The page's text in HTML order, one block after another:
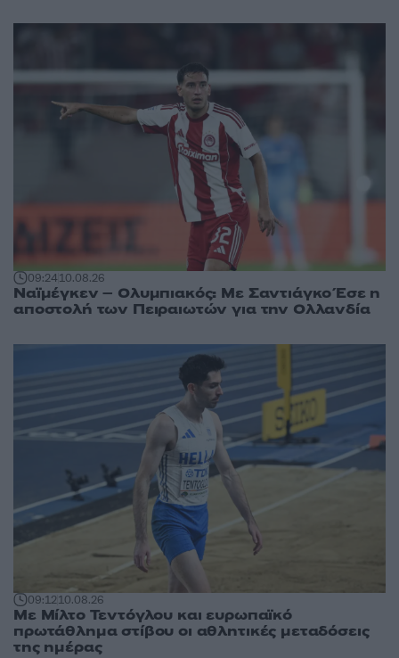
09:2410.08.26
Ναϊμέγκεν – Ολυμπιακός: Με Σαντιάγκο Έσε η
αποστολή των Πειραιωτών για την Ολλανδία
09:1210.08.26
Με Μίλτο Τεντόγλου και ευρωπαϊκό
πρωτάθλημα στίβου οι αθλητικές μεταδόσεις
της ημέρας